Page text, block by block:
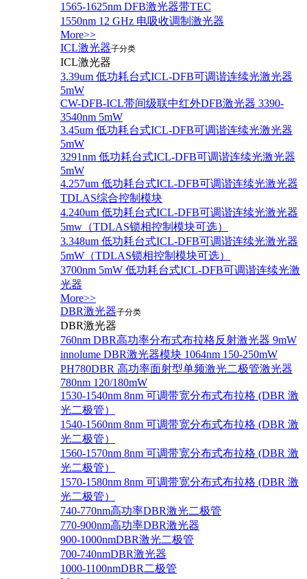
1565-1625nm DFB激光器带TEC
1550nm 12 GHz 电吸收调制激光器
More>>
ICL激光器子分类
ICL激光器
3.39um 低功耗台式ICL-DFB可调谐连续光激光器
5mW
CW-DFB-ICL带间级联中红外DFB激光器 3390-
3540nm 5mW
3.45um 低功耗台式ICL-DFB可调谐连续光激光器
5mW
3291nm 低功耗台式ICL-DFB可调谐连续光激光器
5mW
4.257um 低功耗台式ICL-DFB可调谐连续光激光器
TDLAS综合控制模块
4.240um 低功耗台式ICL-DFB可调谐连续光激光器
5mw（TDLAS锁相控制模块可选）
3.348um 低功耗台式ICL-DFB可调谐连续光激光器
5mW（TDLAS锁相控制模块可选）
3700nm 5mW 低功耗台式ICL-DFB可调谐连续光激
光器
More>>
DBR激光器子分类
DBR激光器
760nm DBR高功率分布式布拉格反射激光器 9mW
innolume DBR激光器模块 1064nm 150-250mW
PH780DBR 高功率面射型单频激光二极管激光器
780nm 120/180mW
1530-1540nm 8nm 可调带宽分布式布拉格 (DBR 激
光二极管）
1540-1560nm 8nm 可调带宽分布式布拉格 (DBR 激
光二极管）
1560-1570nm 8nm 可调带宽分布式布拉格 (DBR 激
光二极管）
1570-1580nm 8nm 可调带宽分布式布拉格 (DBR 激
光二极管）
740-770nm高功率DBR激光二极管
770-900nm高功率DBR激光器
900-1000nmDBR激光二极管
700-740nmDBR激光器
1000-1100nmDBR二极管